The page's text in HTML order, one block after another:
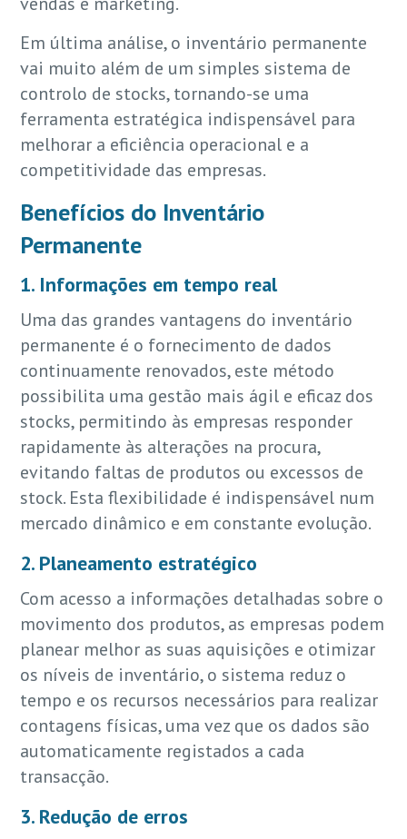
Em última análise, o inventário permanente
vai muito além de um simples sistema de
controlo de stocks, tornando-se uma
ferramenta estratégica indispensável para
melhorar a eficiência operacional e a
competitividade das empresas.
Benefícios do Inventário
Permanente
1. Informações em tempo real
Uma das grandes vantagens do inventário
permanente é o fornecimento de dados
continuamente renovados, este método
possibilita uma gestão mais ágil e eficaz dos
stocks, permitindo às empresas responder
rapidamente às alterações na procura,
evitando faltas de produtos ou excessos de
stock. Esta flexibilidade é indispensável num
mercado dinâmico e em constante evolução.
2. Planeamento estratégico
Com acesso a informações detalhadas sobre o
movimento dos produtos, as empresas podem
planear melhor as suas aquisições e otimizar
os níveis de inventário, o sistema reduz o
tempo e os recursos necessários para realizar
contagens físicas, uma vez que os dados são
automaticamente registados a cada
transacção.
3. Redução de erros